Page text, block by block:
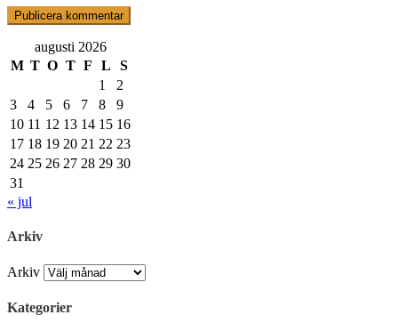
augusti 2026
M T O T F L
S
1
2
3
4 5 6 7 8
9
10 11 12 13 14 15 16
17 18 19 20 21 22 23
24 25 26 27 28 29 30
31
« jul
Arkiv
Arkiv
Kategorier